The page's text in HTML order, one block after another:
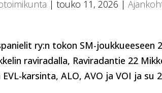
|touko 11, 2026 |
ry:n tokon SM-
raviradalla, Raviradantie 22
karsinta, ALO, AVO ja VOI ja su